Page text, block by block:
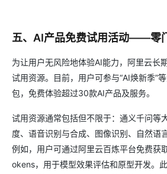
五、AI产品免费试用活动——零
为让用户无风险地体验AI能力，阿里云长
试用资源。目前，用户可参与“AI焕新季”
包，免费体验超过30款AI产品及服务。
试用资源通常包括但不限于：通义千问等
度、语音识别与合成、图像识别、自然语
例如，用户可通过阿里云百炼平台免费获
okens，用于模型效果评估和原型开发。